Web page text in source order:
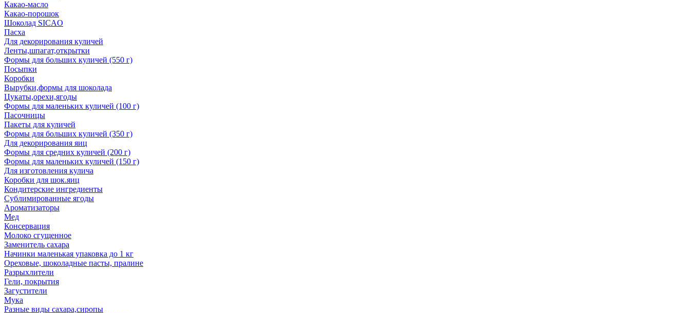
Какао-масло
Какао-порошок
Шоколад SICAO
Пасха
Для декорирования куличей
Ленты,шпагат,открытки
Формы для больших куличей (550 г)
Посыпки
Коробки
Вырубки,формы для шоколада
Цукаты,орехи,ягоды
Формы для маленьких куличей (100 г)
Пасочницы
Пакеты для куличей
Формы для больших куличей (350 г)
Для декорирования яиц
Формы для средних куличей (200 г)
Формы для маленьких куличей (150 г)
Для изготовления кулича
Коробки для шок.яиц
Кондитерские ингредиенты
Сублимированные ягоды
Ароматизаторы
Мед
Консервация
Молоко сгущенное
Заменитель сахара
Начинки маленькая упаковка до 1 кг
Ореховые, шоколадные пасты, пралине
Разрыхлители
Гели, покрытия
Загустители
Мука
Разные виды сахара,сиропы